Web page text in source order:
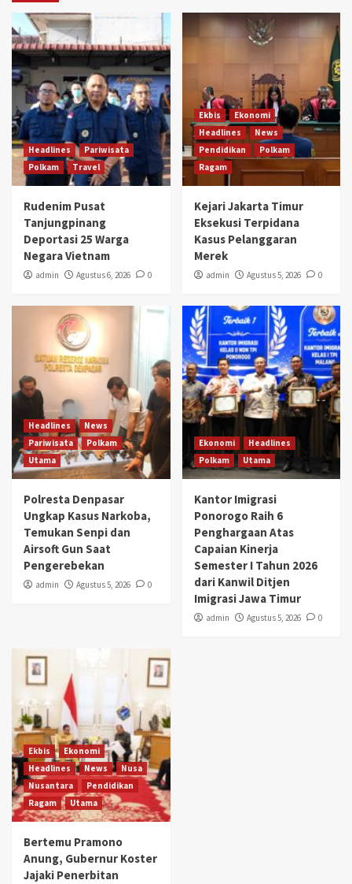
Headlines
Pariwisata
Polkam
Travel
Rudenim Pusat
Tanjungpinang
Deportasi 25 Warga
Negara Vietnam
admin Agustus 6, 2026 0
Ekbis
Ekonomi
Headlines
News
Pendidikan
Polkam
Ragam
Kejari Jakarta Timur
Eksekusi Terpidana
Kasus Pelanggaran
Merek
admin Agustus 5, 2026 0
Headlines
News
Pariwisata
Polkam
Utama
Polresta Denpasar
Ungkap Kasus Narkoba,
Temukan Senpi dan
Airsoft Gun Saat
Pengerebekan
admin Agustus 5, 2026 0
Ekonomi
Headlines
Polkam
Utama
Kantor Imigrasi
Ponorogo Raih 6
Penghargaan Atas
Capaian Kinerja
Semester I Tahun 2026
dari Kanwil Ditjen
Imigrasi Jawa Timur
admin Agustus 5, 2026 0
Ekbis
Ekonomi
Headlines
News
Nusa
Nusantara
Pendidikan
Ragam
Utama
Bertemu Pramono
Anung, Gubernur Koster
Jajaki Penerbitan